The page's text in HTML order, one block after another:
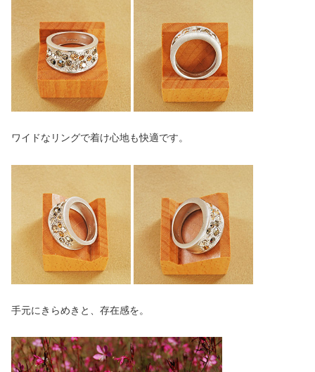
ワイドなリングで着け心地も快適です。
手元にきらめきと、存在感を。